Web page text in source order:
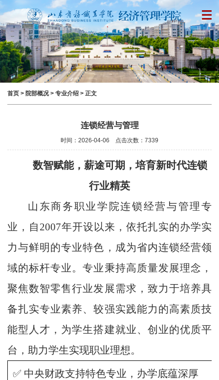
首页 > 院部概况> 专业介绍 > 正文
连锁经营与管理
时间：2026-04-06 点击次数： 7339
数智赋能，薪途可期，培育新时代连锁
行业精英
山东商务职业学院连锁经营与管理专
业，自2007年开设以来，依托扎实的办学实
力与鲜明的专业特色，成为省内连锁经营领
域的标杆专业。专业秉持高质量发展理念，
聚焦数智零售行业发展需求，致力于培养具
备扎实专业素养、较强实践能力的高素质技
能型人才，为学生搭建就业、创业的优质平
台，助力学生实现职业理想。
✅ 中央财政支持特色专业，办学底蕴深厚